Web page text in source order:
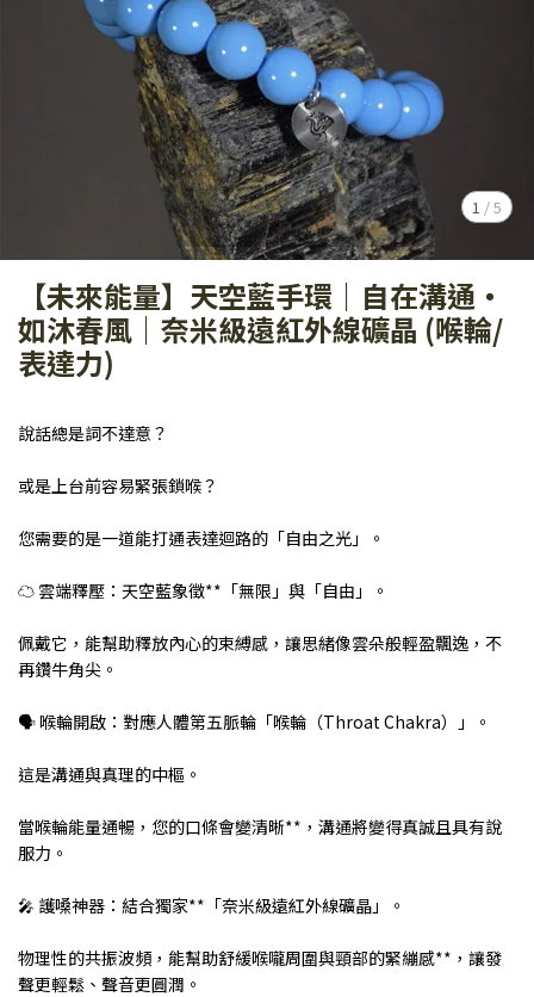
1 /5
【未來能量】天空藍手環｜自在溝通・
如沐春風｜奈米級遠紅外線礦晶 (喉輪/
表達力)
說話總是詞不達意？
或是上台前容易緊張鎖喉？
您需要的是一道能打通表達迴路的「自由之光」。
☁️ 雲端釋壓：天空藍象徵**「無限」與「自由」。
佩戴它，能幫助釋放內心的束縛感，讓思緒像雲朵般輕盈飄逸，不
再鑽牛角尖。
🗣️ 喉輪開啟：對應人體第五脈輪「喉輪（Throat Chakra）」。
這是溝通與真理的中樞。
當喉輪能量通暢，您的口條會變清晰**，溝通將變得真誠且具有說
服力。
🎤 護嗓神器：結合獨家**「奈米級遠紅外線礦晶」。
物理性的共振波頻，能幫助舒緩喉嚨周圍與頸部的緊繃感**，讓發
聲更輕鬆、聲音更圓潤。